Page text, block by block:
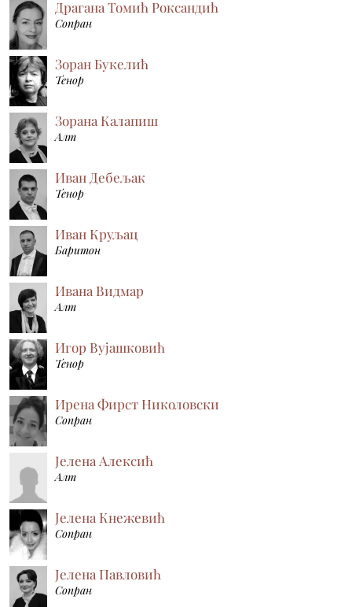
Драгана Томић Роксандић
Сопран
Зоран Букелић
Тенор
Зорана Калапиш
Алт
Иван Дебељак
Тенор
Иван Круљац
Баритон
Ивана Видмар
Алт
Игор Вујашковић
Тенор
Ирена Фирст Николовски
Сопран
Јелена Алексић
Алт
Јелена Кнежевић
Сопран
Јелена Павловић
Сопран